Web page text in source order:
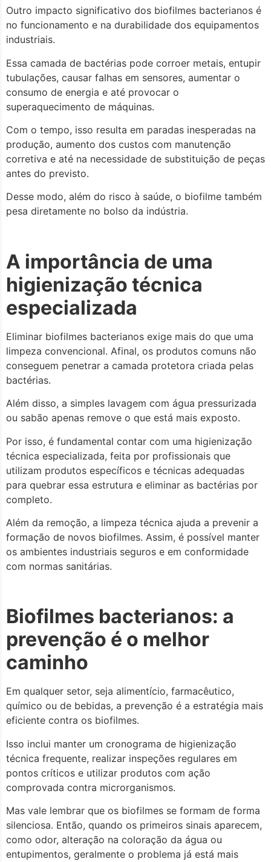
Outro impacto significativo dos biofilmes bacterianos é
no funcionamento e na durabilidade dos equipamentos
industriais.
Essa camada de bactérias pode corroer metais, entupir
tubulações, causar falhas em sensores, aumentar o
consumo de energia e até provocar o
superaquecimento de máquinas.
Com o tempo, isso resulta em paradas inesperadas na
produção, aumento dos custos com manutenção
corretiva e até na necessidade de substituição de peças
antes do previsto.
Desse modo, além do risco à saúde, o biofilme também
pesa diretamente no bolso da indústria.
A importância de uma
higienização técnica
especializada
Eliminar biofilmes bacterianos exige mais do que uma
limpeza convencional. Afinal, os produtos comuns não
conseguem penetrar a camada protetora criada pelas
bactérias.
Além disso, a simples lavagem com água pressurizada
ou sabão apenas remove o que está mais exposto.
Por isso, é fundamental contar com uma higienização
técnica especializada, feita por profissionais que
utilizam produtos específicos e técnicas adequadas
para quebrar essa estrutura e eliminar as bactérias por
completo.
Além da remoção, a limpeza técnica ajuda a prevenir a
formação de novos biofilmes. Assim, é possível manter
os ambientes industriais seguros e em conformidade
com normas sanitárias.
Biofilmes bacterianos: a
prevenção é o melhor
caminho
Em qualquer setor, seja alimentício, farmacêutico,
químico ou de bebidas, a prevenção é a estratégia mais
eficiente contra os biofilmes.
Isso inclui manter um cronograma de higienização
técnica frequente, realizar inspeções regulares em
pontos críticos e utilizar produtos com ação
comprovada contra microrganismos.
Mas vale lembrar que os biofilmes se formam de forma
silenciosa. Então, quando os primeiros sinais aparecem,
como odor, alteração na coloração da água ou
entupimentos, geralmente o problema já está mais